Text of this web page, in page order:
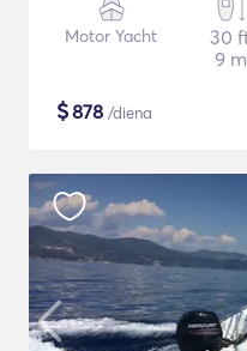
Motor Yacht
30
9 m
$878 /diena